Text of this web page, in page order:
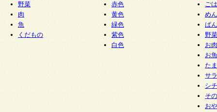
野菜
肉
魚
くだもの
赤色
黄色
緑色
紫色
白色
ご
めん
ぱん
野
お
お
た
サ
シ
そ
お